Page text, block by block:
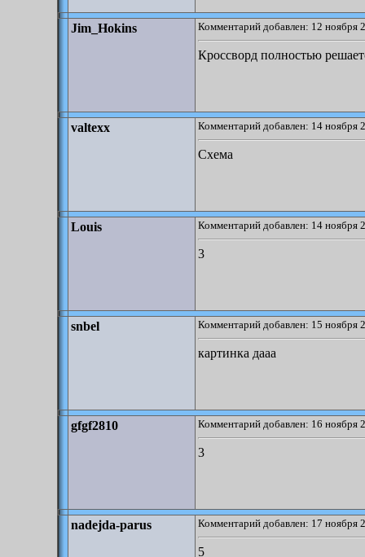
Jim_Hokins Комментарий добавлен: 12 ноября
Кроссворд полностью
valtexx Комментарий добавлен: 14 ноября
Схема
Louis Комментарий добавлен: 14 ноября
3
snbel Комментарий добавлен: 15 ноября
картинка дааа
gfgf2810 Комментарий добавлен: 16 ноября
3
nadejda-parus Комментарий добавлен: 17 ноября
5